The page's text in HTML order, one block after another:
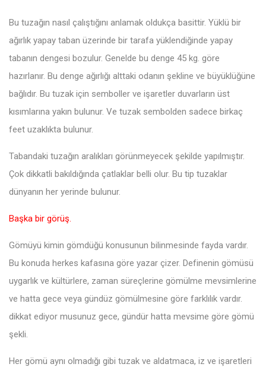
Bu tuzağın nasıl çalıştığını anlamak oldukça basittir. Yüklü bir
ağırlık yapay taban üzerinde bir tarafa yüklendiğinde yapay
tabanın dengesi bozulur. Genelde bu denge 45 kg. göre
hazırlanır. Bu denge ağırlığı alttaki odanın şekline ve büyüklüğüne
bağlıdır. Bu tuzak için semboller ve işaretler duvarların üst
kısımlarına yakın bulunur. Ve tuzak sembolden sadece birkaç
feet uzaklıkta bulunur.
Tabandaki tuzağın aralıkları görünmeyecek şekilde yapılmıştır.
Çok dikkatli bakıldığında çatlaklar belli olur. Bu tip tuzaklar
dünyanın her yerinde bulunur.
Başka bir görüş.
Gömüyü kimin gömdüğü konusunun bilinmesinde fayda vardır.
Bu konuda herkes kafasına göre yazar çizer. Definenin gömüsü
uygarlık ve kültürlere, zaman süreçlerine gömülme mevsimlerine
ve hatta gece veya gündüz gömülmesine göre farklılık vardır.
dikkat ediyor musunuz gece, gündür hatta mevsime göre gömü
şekli.
Her gömü aynı olmadığı gibi tuzak ve aldatmaca, iz ve işaretleri